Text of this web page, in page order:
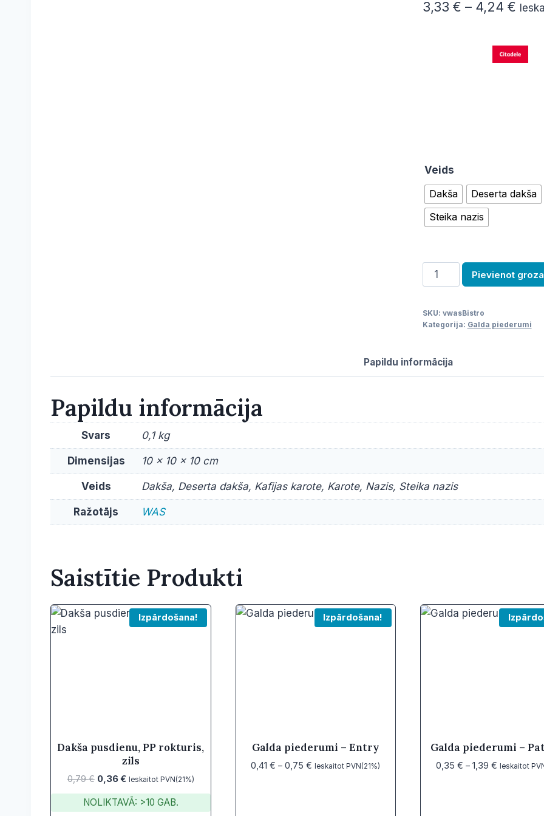
3,33 € – 4,24 €
Veids
Dakša
Deserta dakša
Steika nazis
Galda
piederumi
Bistro
Pievienot
SKU: vwasBistro
Kategorija: Galda piederumi
Papildu informācija
Papildu informācija
Svars 0,1 kg
Dimensijas 10 × 10 × 10 cm
Veids Dakša, Deserta dakša, Kafijas karote, Karote, Nazis, Steika nazis
Ražotājs WAS
Saistītie Produkti
Izpārdošana!
Dakša pusdienu, PP rokturis,
zils
0,79€ Original
price
was:
0,36€Current
price
is:
Ieskaitot PVN(21%)
NOLIKTAVĀ: >10 GAB.
Izpārdošana!
Galda piederumi – Entry
0,41€ – 0,75€ Price
Ieskaitot PVN(21%)
Galda piederumi –
0,35 € – 1,39 €Price
Ieskaitot